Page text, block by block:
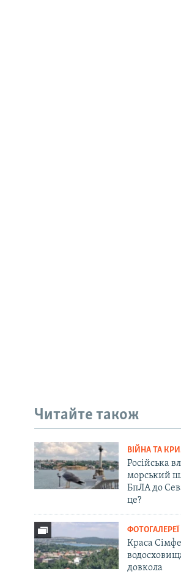
Читайте також
ВІЙНА ТА
Російська
морський
БпЛА до
це?
ФОТОГАЛЕРЕЇ
Краса
довкола